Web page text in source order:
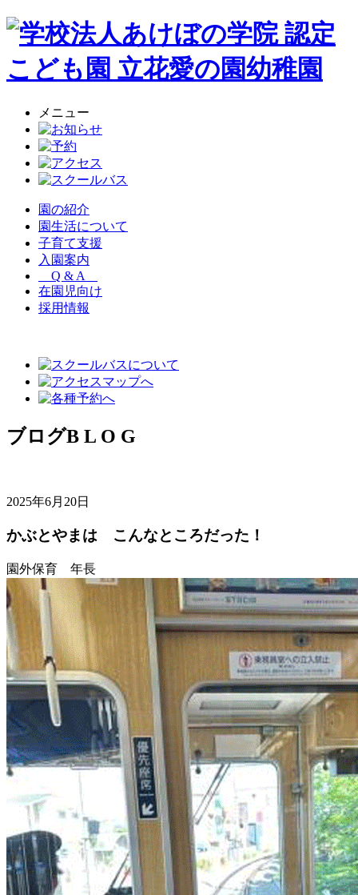
メニュー
園の紹介
園生活について
子育て支援
入園案内
Q & A
在園児向け
採用情報
ブログB L O G
2025年6月20日
かぶとやまは こんなところだった！
園外保育 年長